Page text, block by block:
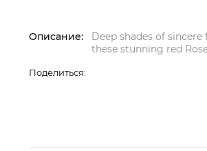
Описание:
Deep shades of
these stunning red
Поделиться: